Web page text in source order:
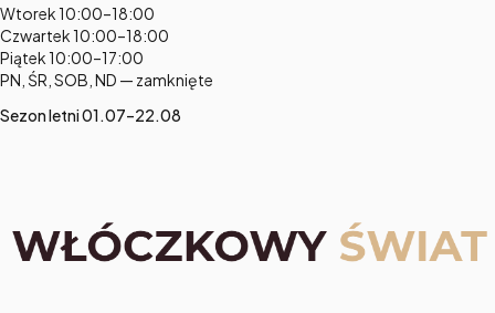
Adres:
Wtorek 10:00–18:00
Czwartek 10:00–18:00
Piątek 10:00–17:00
PN, ŚR, SOB, ND — zamknięte
Sezon letni 01.07–22.08